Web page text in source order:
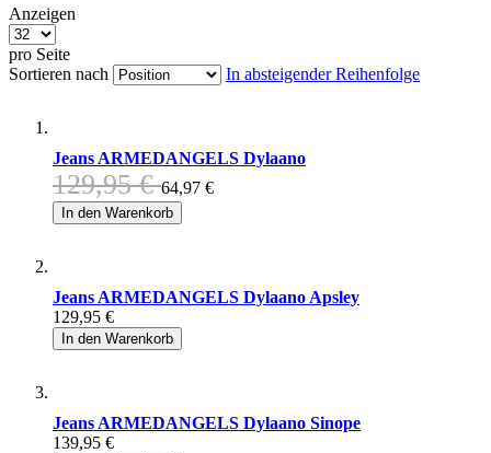
Anzeigen
pro Seite
Sortieren nach
In absteigender Reihenfolge
Jeans ARMEDANGELS Dylaano
129,95 € 64,97 €
In den Warenkorb
Jeans ARMEDANGELS Dylaano Apsley
129,95 €
In den Warenkorb
Jeans ARMEDANGELS Dylaano Sinope
139,95 €